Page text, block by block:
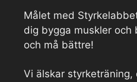
Målet med
dig bygga muskler
och må bättre!
Vi älskar